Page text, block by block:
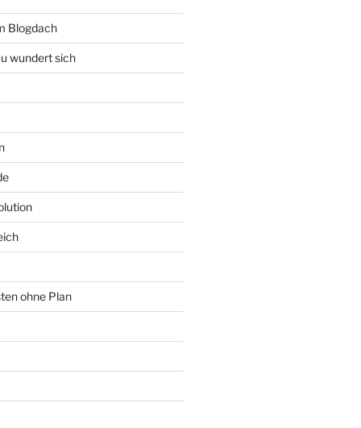
Blogdach
wundert sich
ohne Plan